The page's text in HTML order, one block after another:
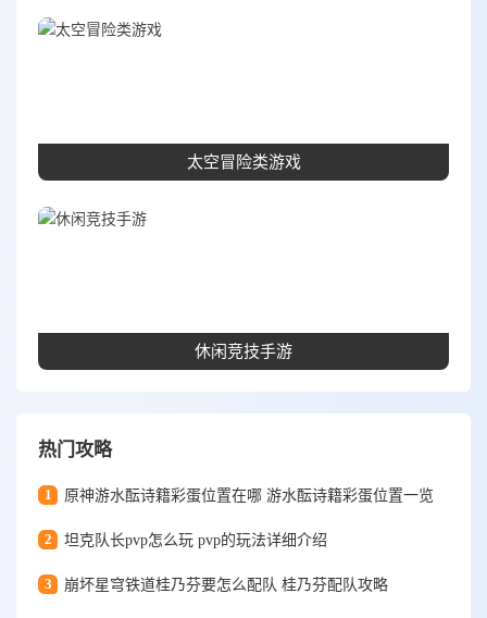
太空冒险类游戏
休闲竞技手游
热门攻略
1 原神游水酝诗籍彩蛋位置在哪 游水酝诗籍彩蛋位置一览
2 坦克队长pvp怎么玩 pvp的玩法详细介绍
3 崩坏星穹铁道桂乃芬要怎么配队 桂乃芬配队攻略